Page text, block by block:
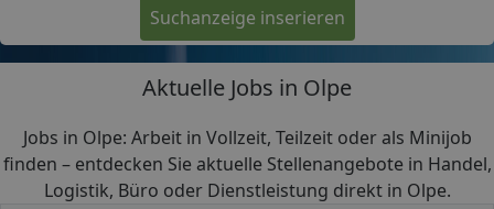
Suchanzeige inserieren
Aktuelle Jobs in Olpe
Jobs in Olpe: Arbeit in Vollzeit, Teilzeit oder als Minijob
finden – entdecken Sie aktuelle Stellenangebote in Handel,
Logistik, Büro oder Dienstleistung direkt in Olpe.